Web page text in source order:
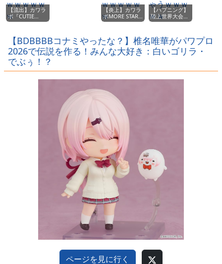
【流出】カワラ
ボ『CUTIE
STREET』メン
選手とラブラブ
流出ｗｗｗｗｗ
ｗｗｗｗ
【炎上】カワラ
ボMORE STAR
遠藤まりん(18
性とラブラブ写
真流出ｗｗｗｗ
ｗｗｗ
【ハプニング】
陸上世界大会
で、男子ハード
が露出、しかも
優勝しちゃうｗ
ｗｗｗｗ
【BDBBBBコナミやったな？】椎名唯華がパワプロ
2026で伝説を作る！みんな大好き：白いゴリラ・
でぶぅ！？
ページを見に行く